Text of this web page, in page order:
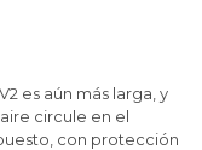
es aún más larga, y
circule en el
con protección